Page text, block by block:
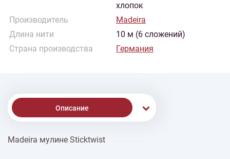
хлопок
Производитель
Madeira
Длина нити
10 м (6 сложений)
Страна производства
Германия
Описание
% Скидки
Madeira мулине Sticktwist